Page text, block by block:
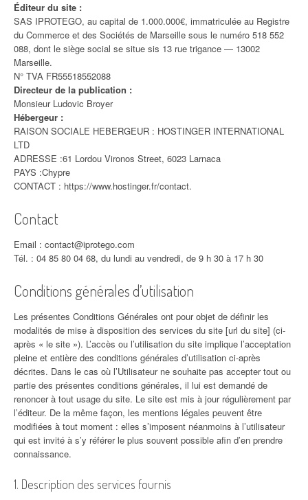
Éditeur du site :
SAS IPROTEGO, au capital de 1.000.000€, immatriculée au Registre
du Commerce et des Sociétés de Marseille sous le numéro 518 552
088, dont le siège social se situe sis 13 rue trigance — 13002
Marseille.
N° TVA FR55518552088
Directeur de la publication :
Monsieur Ludovic Broyer
Hébergeur :
RAISON SOCIALE HEBERGEUR : HOSTINGER INTERNATIONAL
LTD
ADRESSE :61 Lordou Vironos Street, 6023 Larnaca
PAYS :Chypre
CONTACT : https://www.hostinger.fr/contact.
Contact
Email : contact@iprotego.com
Tél. : 04 85 80 04 68, du lundi au vendredi, de 9 h 30 à 17 h 30
Conditions générales d’utilisation
Les présentes Conditions Générales ont pour objet de définir les
modalités de mise à disposition des services du site [url du site] (ci-
après « le site »). L’accès ou l’utilisation du site implique l’acceptation
pleine et entière des conditions générales d’utilisation ci-après
décrites. Dans le cas où l’Utilisateur ne souhaite pas accepter tout ou
partie des présentes conditions générales, il lui est demandé de
renoncer à tout usage du site. Le site est mis à jour régulièrement par
l’éditeur. De la même façon, les mentions légales peuvent être
modifiées à tout moment : elles s’imposent néanmoins à l’utilisateur
qui est invité à s’y référer le plus souvent possible afin d’en prendre
connaissance.
1. Description des services fournis